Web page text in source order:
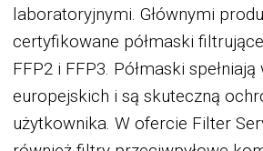
laboratoryjnymi. Głównymi
certyfikowane półmaski
FFP2 i FFP3. Półmaski
europejskich i są skuteczną
użytkownika. W ofercie Filter